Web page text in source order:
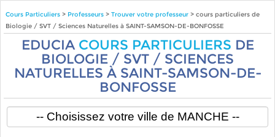
Cours Particuliers> Professeurs > Trouver votre professeur> cours particuliers de
Biologie / SVT / Sciences Naturelles à SAINT-SAMSON-DE-BONFOSSE
EDUCIA COURS PARTICULIERS DE
BIOLOGIE / SVT / SCIENCES
NATURELLES À SAINT-SAMSON-DE-
BONFOSSE